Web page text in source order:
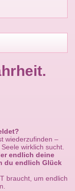
wiederzufinden –
wirklich sucht.
endlich deine
du endlich Glück
braucht, um endlich